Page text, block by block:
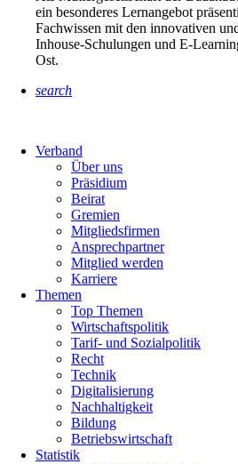
ein besonderes Lernangebot
Fachwissen mit den innovativen
Inhouse-Schulungen und E-
Ost.
search
Verband
Über uns
Präsidium
Beirat
Gremien
Mitgliedsfirmen
Ansprechpartner
Mitglied werden
Karriere
Themen
Top Themen
Wirtschaftspolitik
Tarif- und Sozialpolitik
Recht
Technik
Digitalisierung
Nachhaltigkeit
Bildung
Betriebswirtschaft
Statistik